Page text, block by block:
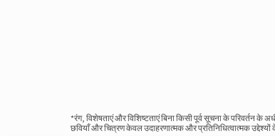
*रंग, विशेषताएं और विशिष्टताएं बिना किसी पूर्व सूचना के परिवर्तन
छवियाँ और चित्रण केवल उदाहरणात्मक और प्रतिनिधित्वात्मक